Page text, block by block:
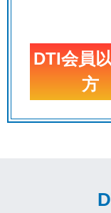
DTI会員
方